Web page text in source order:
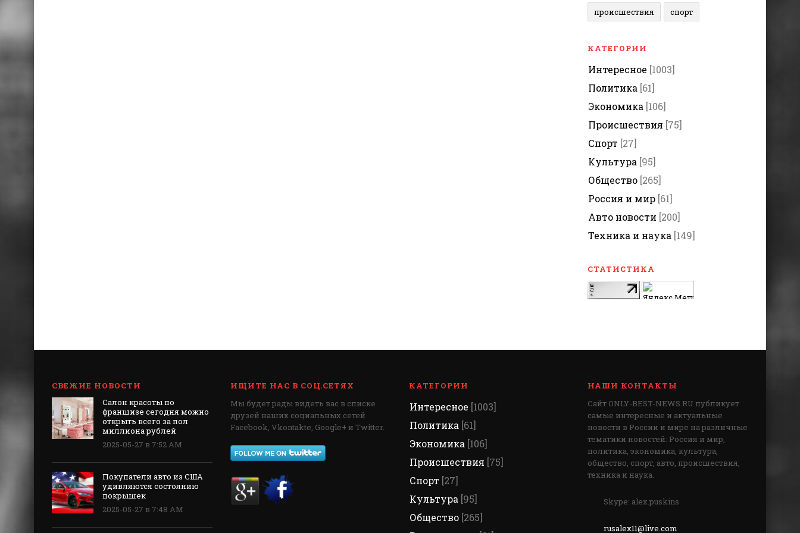
происшествия спорт
КАТЕГОРИИ
Интересное [1003]
Политика [61]
Экономика [106]
Происшествия [75]
Спорт [27]
Культура [95]
Общество [265]
Россия и мир [61]
Авто новости [200]
Техника и наука [149]
СТАТИСТИКА
СВЕЖИЕ НОВОСТИ
Салон красоты по
франшизе сегодня можно
открыть всего за пол
миллиона рублей
2025-05-27 в 7:52 AM
Покупатели авто из США
удивляются состоянию
покрышек
2025-05-27 в 7:48 AM
ИЩИТЕ НАС В СОЦ.СЕТЯХ
Мы будет рады видеть вас в списке
друзей наших социальных сетей
Facebook, Vkontakte, Google+ и Twitter.
КАТЕГОРИИ
Интересное [1003]
Политика [61]
Экономика [106]
Происшествия [75]
Спорт [27]
Культура [95]
Общество [265]
НАШИ КОНТАКТЫ
Сайт ONLY-BEST-NEWS.RU публикует
самые интересные и актуальные
новости в России и мире на различные
тематики новостей: Россия и мир,
политика, экономика, культура,
общество, спорт, авто, происшествия,
техника и наука.
Skype: alex.puskins
rusalex11@live.com